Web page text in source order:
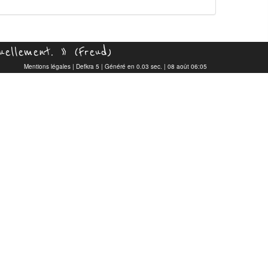
» (Freud)
Mentions légales | Defkra 5 | Généré en 0.03 sec. | 08 août 06:05